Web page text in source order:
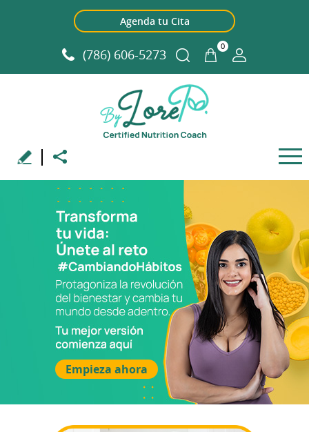
Agenda tu Cita
(786) 606-5273
0
Empieza ahora